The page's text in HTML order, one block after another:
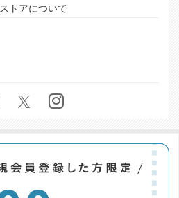
トアについて